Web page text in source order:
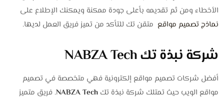
الأخطاء ومن ثم تقديمه بأعلى جودة ممكنة ويمكنك الإطلاع على
نماذج تصميم مواقع متقن تك للتأكد من تميز فريق العمل لديها.
شركة نبذة تك NABZA Tech
أفضل شركات تصميم مواقع إلكترونية فهي متخصصة في تصميم
مواقع الويب حيث تمتلك شركة نبذة تكNABZA Tech. فريق متميز